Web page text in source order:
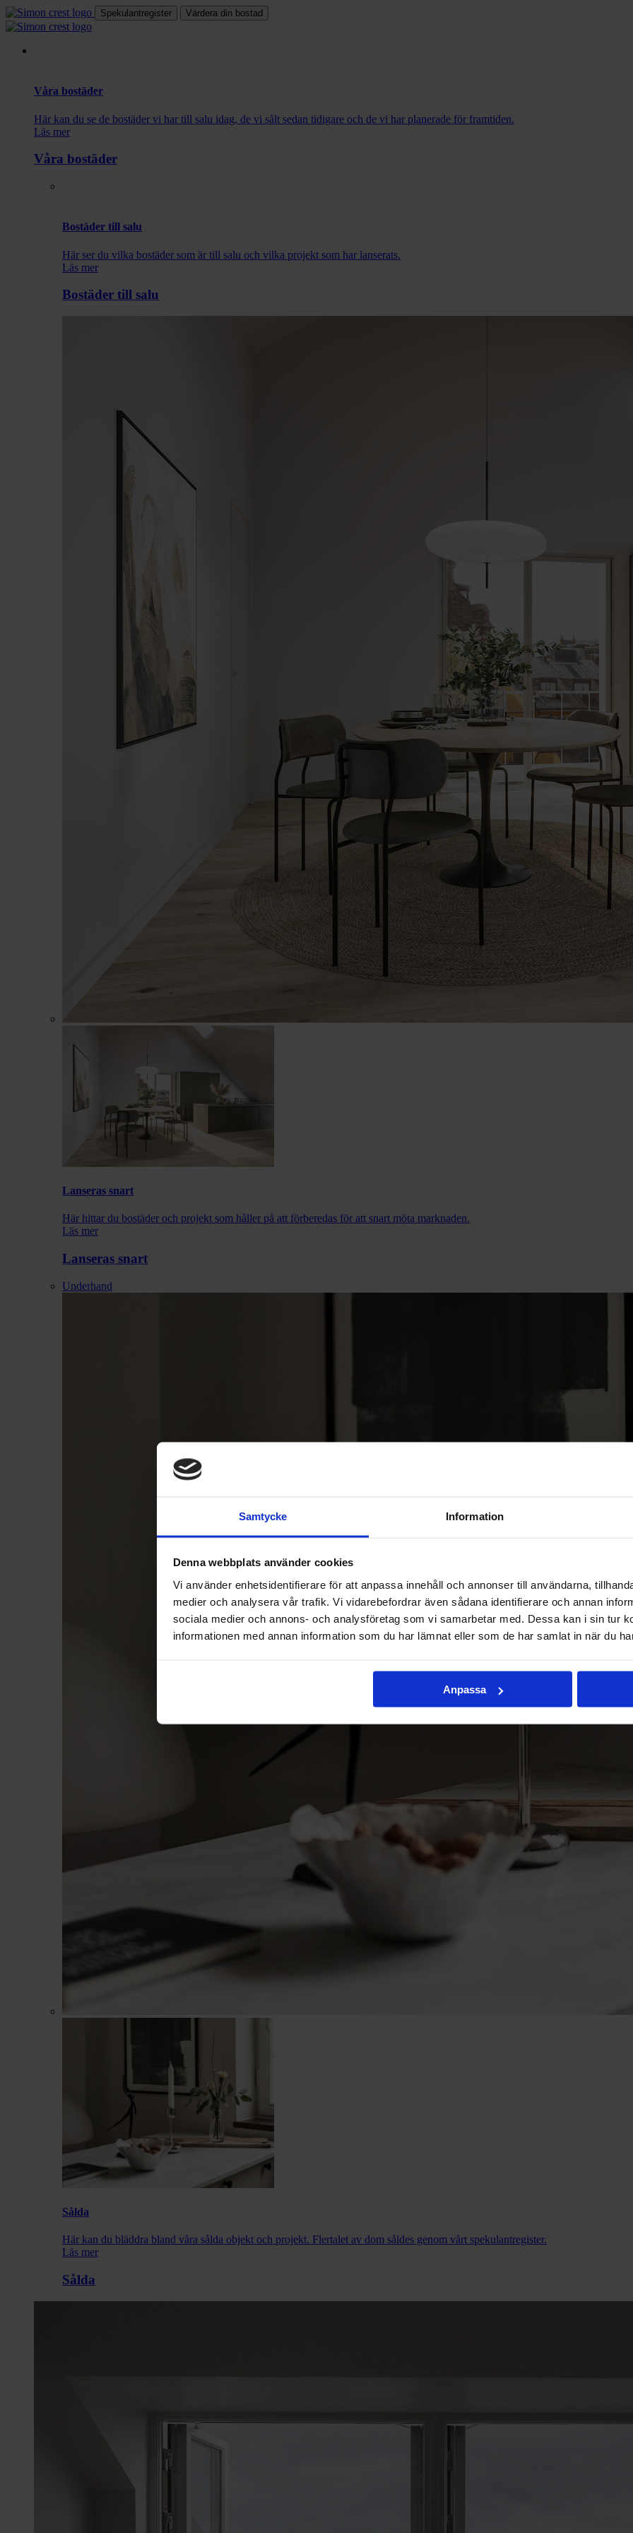
Samtycke Information
Denna webbplats använder cookies
Vi använder enhetsidentifierare för att anpassa innehåll och annonser till användarna,
medier och analysera vår trafik. Vi vidarebefordrar även sådana identifierare och annan
sociala medier och annons- och analysföretag som vi samarbetar med. Dessa kan i sin tur
informationen med annan information som du har lämnat eller som de har samlat in när du
Anpassa
Spekulantregister Värdera din bostad
Våra bostäder
Här kan du se de bostäder vi har till salu idag, de vi sålt sedan tidigare och de vi har planerade för framtiden.
Läs mer
Våra bostäder
Bostäder till salu
Här ser du vilka bostäder som är till salu och vilka projekt som har lanserats.
Läs mer
Bostäder till salu
Lanseras snart
Här hittar du bostäder och projekt som håller på att förberedas för att snart möta marknaden.
Läs mer
Lanseras snart
Underhand
Sålda
Här kan du bläddra bland våra sålda objekt och projekt. Flertalet av dom såldes genom vårt spekulantregister.
Läs mer
Sålda